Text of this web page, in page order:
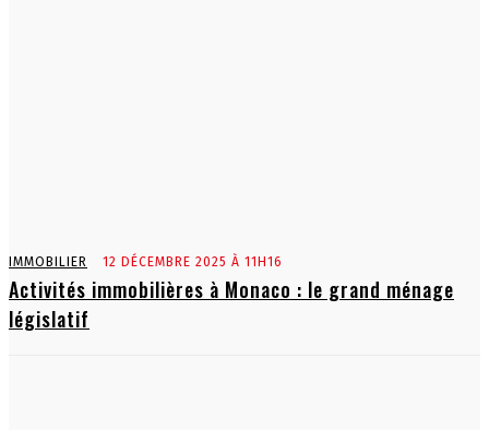
IMMOBILIER 12 DÉCEMBRE 2025 À 11H16
Activités immobilières à Monaco : le grand ménage
législatif